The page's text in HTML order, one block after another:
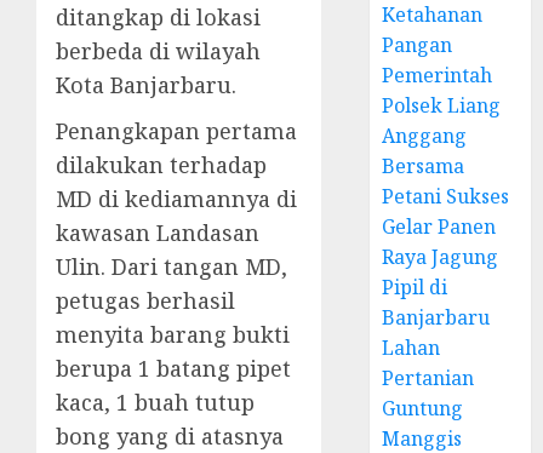
ditangkap di lokasi
berbeda di wilayah
Kota Banjarbaru.
Penangkapan pertama
dilakukan terhadap
MD di kediamannya di
kawasan Landasan
Ulin. Dari tangan MD,
petugas berhasil
menyita barang bukti
berupa 1 batang pipet
kaca, 1 buah tutup
bong yang di atasnya
Ketahanan
Pangan
Pemerintah
Polsek Liang
Anggang
Bersama
Petani Sukses
Gelar Panen
Raya Jagung
Pipil di
Banjarbaru
Lahan
Pertanian
Guntung
Manggis